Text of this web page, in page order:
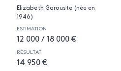
Elizabeth Garouste (née en
1946)
ESTIMATION
12 000 / 18 000 €
RÉSULTAT
14 950 €